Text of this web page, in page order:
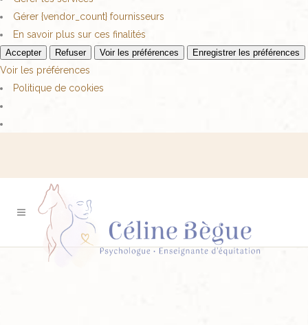
Gérer {vendor_count} fournisseurs
En savoir plus sur ces finalités
Accepter Refuser Voir les préférences Enregistrer les préférences
Voir les préférences
Politique de cookies